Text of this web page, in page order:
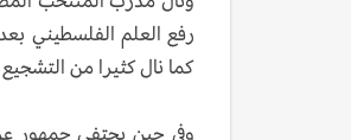
رفع العلم الفلسطيني
كما نال كثيرا من
وفي حين يحتفي جمهور